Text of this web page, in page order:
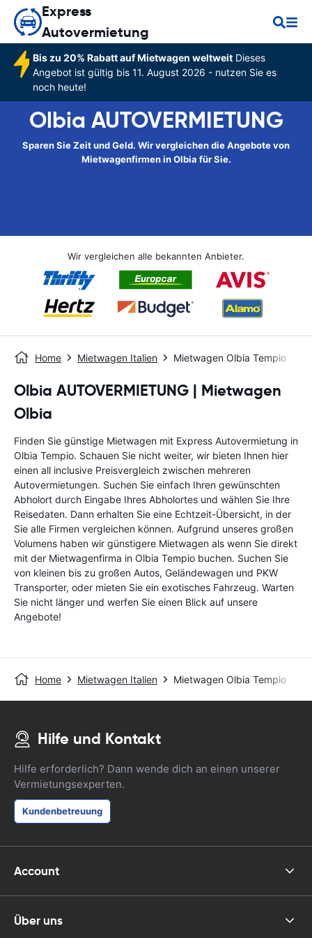
Express
Autovermietung
Bis zu 20% Rabatt auf Mietwagen weltweitDieses
Angebot ist gültig bis 11. August 2026 - nutzen Sie es
noch heute!
Olbia AUTOVERMIETUNG
Sparen Sie Zeit und Geld. Wir vergleichen die Angebote von
Mietwagenfirmen in Olbia für Sie.
Wir vergleichen alle bekannten Anbieter.
Home Mietwagen Italien Mietwagen Olbia Tempio
Olbia AUTOVERMIETUNG | Mietwagen
Olbia
Finden Sie günstige Mietwagen mit Express Autovermietung in
Olbia Tempio. Schauen Sie nicht weiter, wir bieten Ihnen hier
einen all inclusive Preisvergleich zwischen mehreren
Autovermietungen. Suchen Sie einfach Ihren gewünschten
Abholort durch Eingabe Ihres Abholortes und wählen Sie Ihre
Reisedaten. Dann erhalten Sie eine Echtzeit-Übersicht, in der
Sie alle Firmen vergleichen können. Aufgrund unseres großen
Volumens haben wir günstigere Mietwagen als wenn Sie direkt
mit der Mietwagenfirma in Olbia Tempio buchen. Suchen Sie
von kleinen bis zu großen Autos, Geländewagen und PKW
Transporter, oder mieten Sie ein exotisches Fahrzeug. Warten
Sie nicht länger und werfen Sie einen Blick auf unsere
Angebote!
Home Mietwagen Italien Mietwagen Olbia Tempio
Hilfe und Kontakt
Hilfe erforderlich? Dann wende dich an einen unserer
Vermietungsexperten.
Kundenbetreuung
Account
Über uns